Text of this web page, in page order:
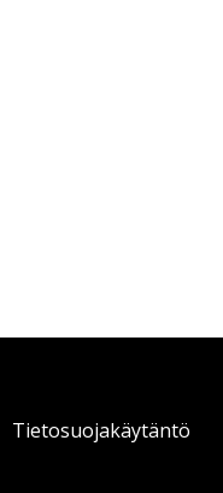
Tietosuojakäytäntö